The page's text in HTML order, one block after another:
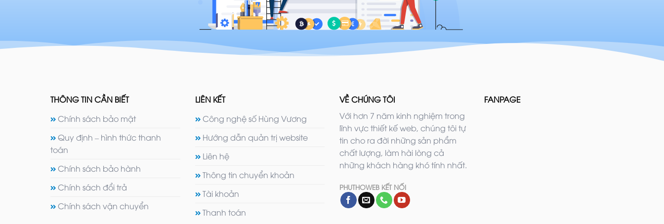
THÔNG TIN CẦN BIẾT
Chính sách bảo mật
Quy định – hình thức thanh
toán
Chính sách bảo hành
Chính sách đổi trả
Chính sách vận chuyển
LIÊN KẾT
Công nghệ số Hùng Vương
Hướng dẫn quản trị website
Liên hệ
Thông tin chuyển khoản
Tài khoản
Thanh toán
VỀ CHÚNG TÔI
Với hơn 7 năm kinh nghiệm trong
lĩnh vực thiết kế web, chúng tôi tự
tin cho ra đời những sản phẩm
chất lượng, làm hài lòng cả
những khách hàng khó tính nhất.
PHUTHOWEB KẾT NỐI
FANPAGE